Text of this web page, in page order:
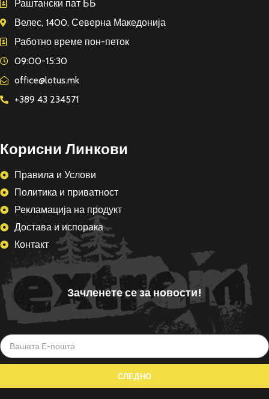
Раштански пат ББ
Велес, 1400, Северна Македонија
Работно време пон-петок
09:00-15:30
office@lotus.mk
+389 43 234571
Корисни Линкови
Правила и Услови
Политика и приватност
Рекламација на продукт
Достава и испорака
Контакт
Зачленете се за новости!